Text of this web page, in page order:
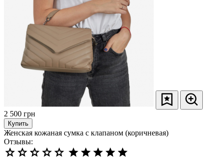
2 500 грн
Купить
Женская кожаная сумка с клапаном (коричневая)
Отзывы: